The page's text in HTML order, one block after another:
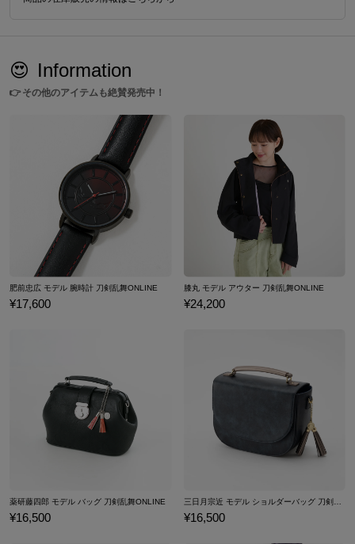
😍 Information
👉その他のアイテムも絶賛発売中！
肥前忠広 モデル 腕時計 刀剣乱舞ONLINE
¥17,600
膝丸 モデル アウター 刀剣乱舞ONLINE
¥24,200
薬研藤四郎 モデル バッグ 刀剣乱舞ONLINE
¥16,500 ¥16,500